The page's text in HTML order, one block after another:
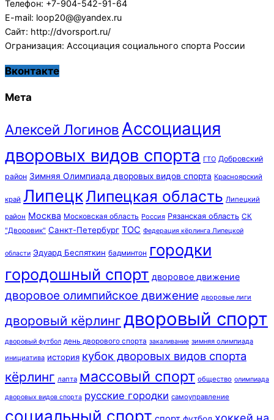
Телефон: +7-904-542-91-64
E-mail: loop20@@yandex.ru
Сайт: http://dvorsport.ru/
Огранизация: Ассоциация социального спорта России
Вконтакте
Мета
Алексей ЛогиновАссоциация
дворовых видов спорта ГТО Добровский
район Зимняя Олимпиада дворовых видов спорта Красноярский
край ЛипецкЛипецкая область Липецкий
район Москва Московская область Россия Рязанская область СК
"Дворовик" Санкт-Петербург ТОС Федерация кёрлинга Липецкой
области Эдуард Беспяткин бадминтон городки
городошный спорт дворовое движение
дворовое олимпийское движение дворовые лиги
дворовый кёрлинг дворовый спорт
дворовый футбол день дворового спорта закаливание зимняя олимпиада
инициатива история кубок дворовых видов спорта
кёрлинг лапта массовый спорт общество олимпиада
дворовых видов спорта русские городки самоуправление